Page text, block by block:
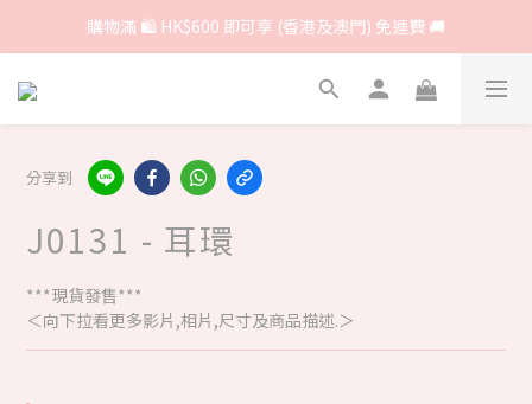
購物滿 🛍 HK$600 即可享 (香港及澳門) 免運費 🚚
分享到
J0131 - 耳環
***現貨發售***
＜向下拉看更多影片,相片,尺寸及商品描述.＞